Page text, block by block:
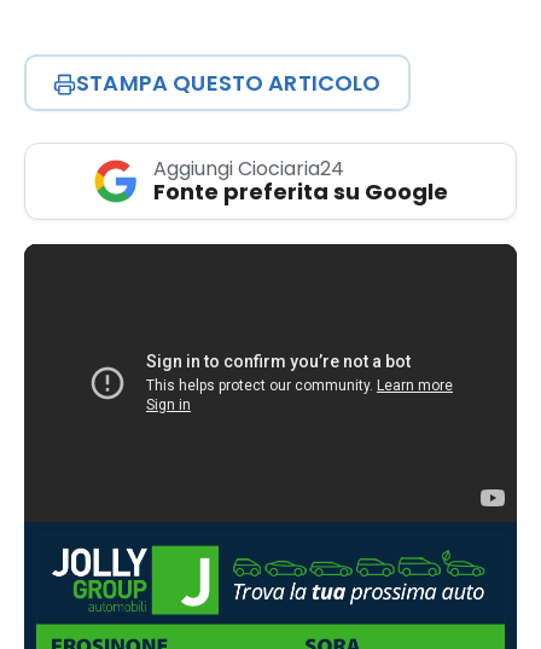
STAMPA QUESTO ARTICOLO
Aggiungi Ciociaria24
Fonte preferita su Google